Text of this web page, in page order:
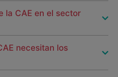
la CAE en el sector
necesitan los